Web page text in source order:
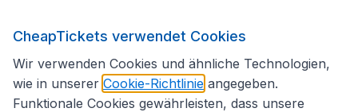
Folgen Sie uns:
CheapTickets verwendet Cookies
Wir verwenden Cookies und ähnliche Technologien,
wie in unserer Cookie-Richtlinie angegeben.
Funktionale Cookies gewährleisten, dass unsere